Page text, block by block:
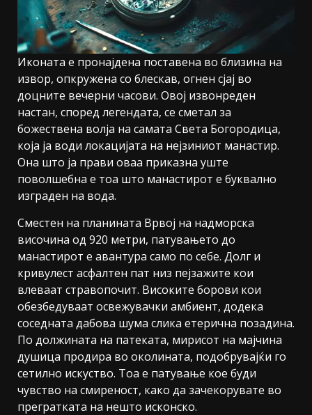
Иконата е пронајдена поставена во близина на
извор, опкружена со блескав, огнен сјај во
доцните вечерни часови. Овој извонреден
настан, според легендата, се сметал за
божествена волја на самата Света Богородица,
која ја води локацијата на нејзиниот манастир.
Она што ја прави оваа приказна уште
поволшебна е тоа што манастирот е буквално
изграден на вода.
Сместен на планината Врвој на надморска
височина од 920 метри, патувањето до
манастирот е авантура само по себе. Долг и
кривулест асфалтен пат низ пејзажите кои
влеваат стравопочит. Високите борови кои
обезбедуваат освежувачки амбиент, додека
соседната дабова шума слика етерична позадина.
По должината на патеката, мирисот на мајчина
душица продира во околината, подобрувајќи го
сетилно искуство. Тоа е патување кое буди
чувство на смиреност, како да зачекорувате во
прегратката на нешто исконско.